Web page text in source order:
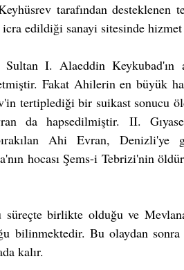
tarafından desteklenen
edildiği sanayi sitesinde
I. Alaeddin Keykubad'ın
Fakat Ahilerin en büyük
tertiplediği bir suikast sonucu
da hapsedilmiştir. II.
Ahi Evran, Denizli'ye
hocası Şems-i Tebrizi'nin
birlikte olduğu ve
bilinmektedir. Bu olaydan
kalır.